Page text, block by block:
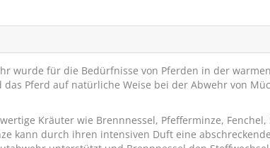
wurde für die Bedürfnisse von Pferden in der
Pferd auf natürliche Weise bei der Abwehr von
Kräuter wie Brennnessel, Pfefferminze, Fenchel,
kann durch ihren intensiven Duft eine